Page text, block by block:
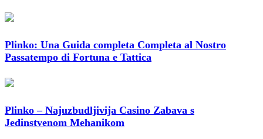
Plinko: Una Guida completa Completa al Nostro
Passatempo di Fortuna e Tattica
Plinko – Najuzbudljivija Casino Zabava s
Jedinstvenom Mehanikom